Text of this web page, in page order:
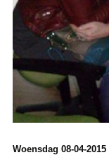
Woensdag 08-04-2015